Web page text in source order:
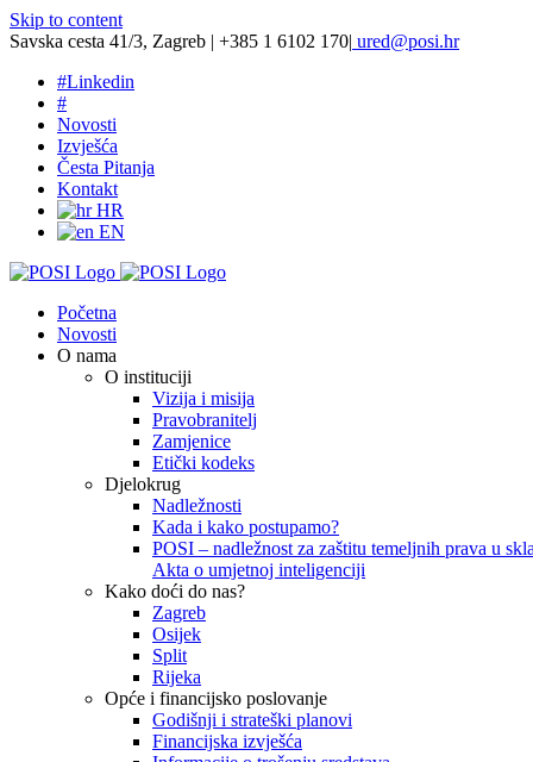
Skip to content
Savska cesta 41/3, Zagreb | +385 1 6102 170| ured@posi.hr
#Linkedin
#
Novosti
Izvješća
Česta Pitanja
Kontakt
HR
EN
Početna
Novosti
O nama
O instituciji
Vizija i misija
Pravobranitelj
Zamjenice
Etički kodeks
Djelokrug
Nadležnosti
Kada i kako postupamo?
POSI – nadležnost za zaštitu temeljnih prava u
Akta o umjetnoj inteligenciji
Kako doći do nas?
Zagreb
Osijek
Split
Rijeka
Opće i financijsko poslovanje
Godišnji i strateški planovi
Financijska izvješća